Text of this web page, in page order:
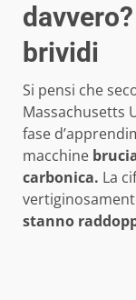
brividi
Si pensi che
Massachusetts
fase
macchine
carbonica. La
stanno